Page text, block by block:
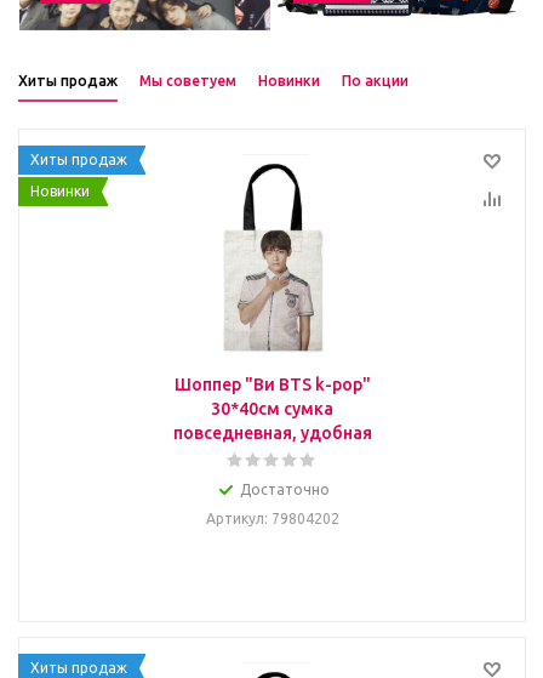
Хиты продаж Мы советуем Новинки По акции
Хиты продаж
Новинки
Шоппер "Ви BTS k-pop"
30*40см сумка
повседневная, удобная
Достаточно
Артикул: 79804202
Хиты продаж